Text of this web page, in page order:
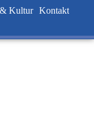
Kultur Kontakt